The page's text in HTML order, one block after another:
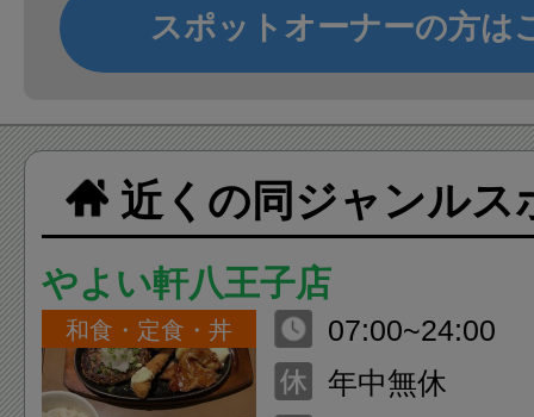
スポットオーナーの方は
近くの同ジャンルス
やよい軒八王子店
和食・定食・丼
07:00~24:00
年中無休